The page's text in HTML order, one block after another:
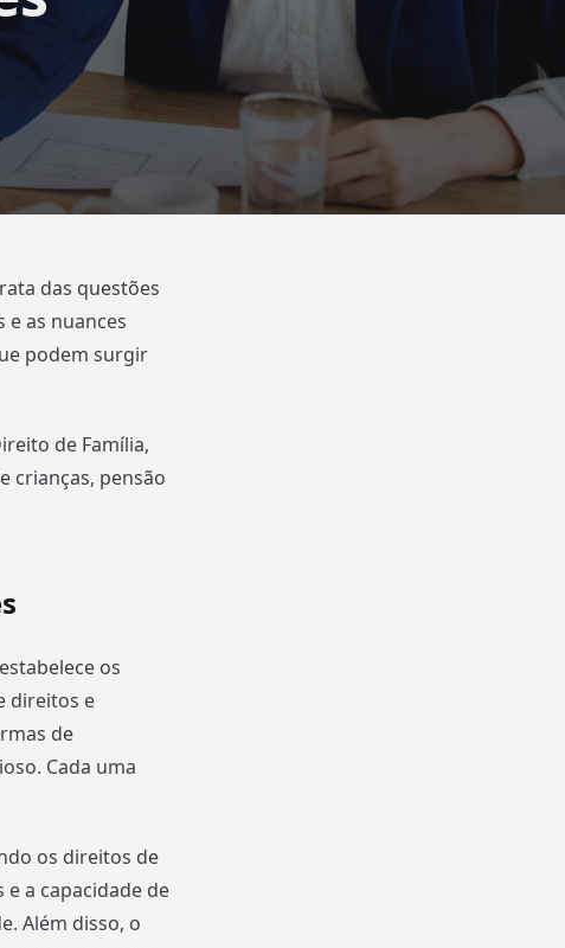
das questões
as nuances
podem surgir
de Família,
crianças, pensão
os
direitos e
de
Cada uma
os direitos de
a capacidade de
Além disso, o